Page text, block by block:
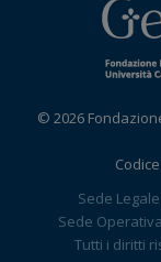
© 2026
Sede
Sede
Tutti i diritti